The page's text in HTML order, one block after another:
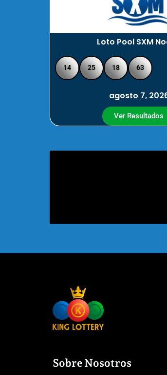
Loto Pool SXM
14 25 18 63
agosto 7,
Ver Resultados
Sobre Nosotros